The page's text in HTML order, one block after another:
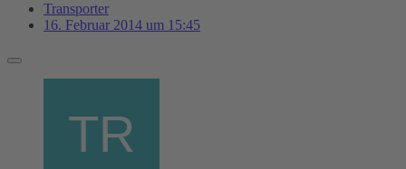
Transporter
16. Februar 2014 um 15:45